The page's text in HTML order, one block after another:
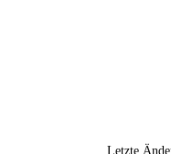
Letzte